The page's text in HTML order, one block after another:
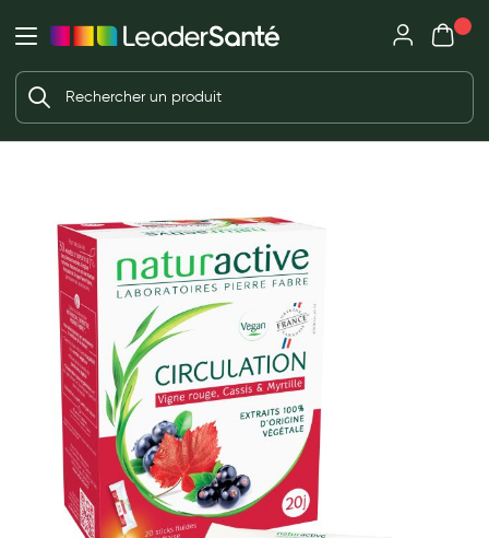
Ma Pharmacie LeaderSanté
Ouvrir l'application
Ouvrir
Mon
Votre panier est vide
Beauté et soin
Minceur
Hygiène intime
Soins mains et ongles
Soins des pieds
Dentifrices et bains de bouche
Brosses à dents et accessoires dentaires
Maquillage